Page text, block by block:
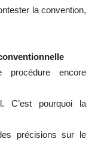
la convention,
procédure encore
C’est pourquoi la
précisions sur le